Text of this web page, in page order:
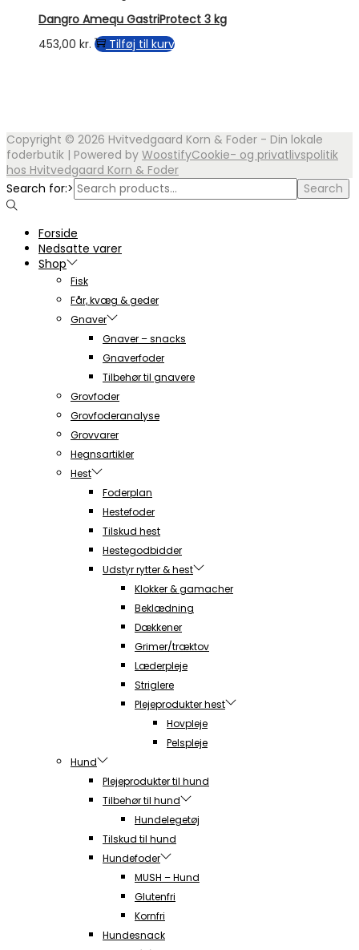
Dangro Amequ GastriProtect 3 kg
453,00 kr. Tilføj til kurv
Copyright © 2026 Hvitvedgaard Korn & Foder - Din lokale
foderbutik | Powered by WoostifyCookie- og privatlivspolitik
hos Hvitvedgaard Korn & Foder
Search for:>
Search
Forside
Nedsatte varer
Shop
Fisk
Får, kvæg & geder
Gnaver
Gnaver – snacks
Gnaverfoder
Tilbehør til gnavere
Grovfoder
Grovfoderanalyse
Grovvarer
Hegnsartikler
Hest
Foderplan
Hestefoder
Tilskud hest
Hestegodbidder
Udstyr rytter & hest
Klokker & gamacher
Beklædning
Dækkener
Grimer/træktov
Læderpleje
Striglere
Plejeprodukter hest
Hovpleje
Pelspleje
Hund
Plejeprodukter til hund
Tilbehør til hund
Hundelegetøj
Tilskud til hund
Hundefoder
MUSH – Hund
Glutenfri
Kornfri
Hundesnack